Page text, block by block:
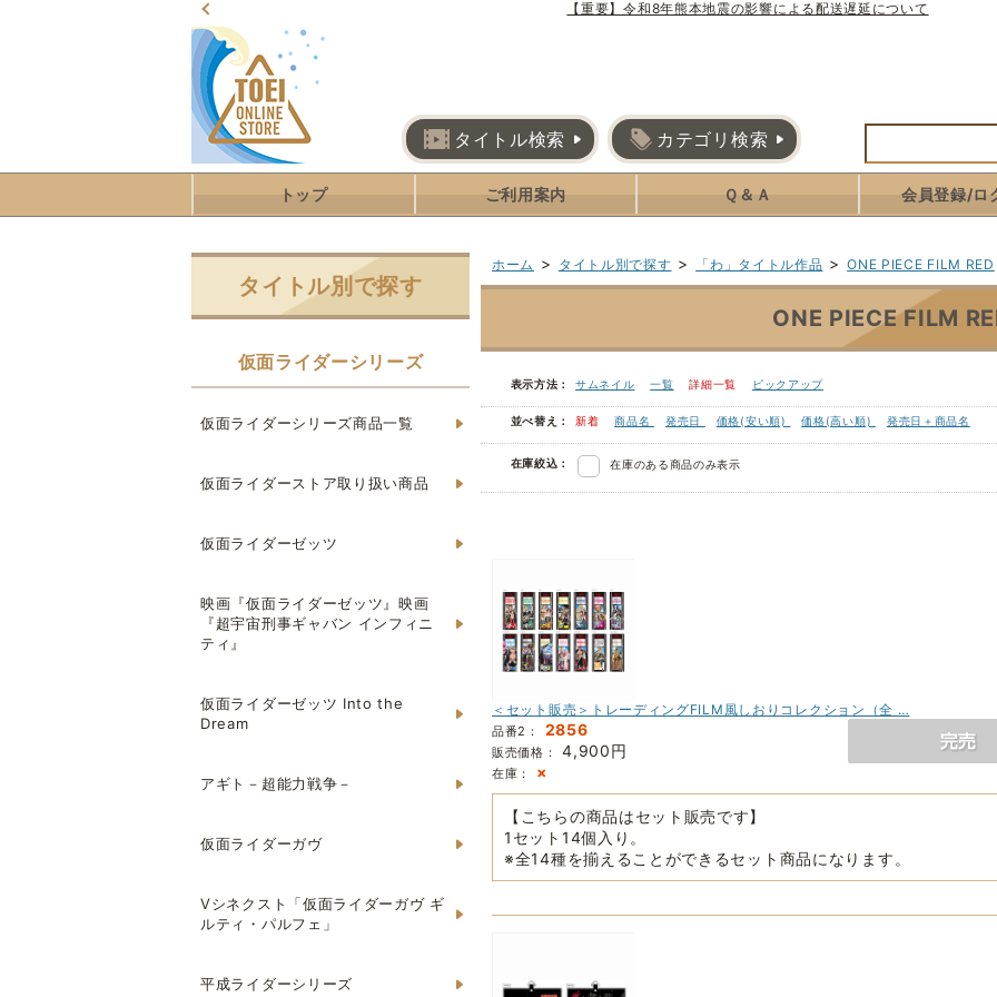
【重要】令和8年熊本地震の影響による配送遅延について
タイトル検索 カテゴリ検索
トップ ご利用案内 Ｑ＆Ａ 会員登録/ロ
ホーム > タイトル別で探す > 「わ」タイトル作品 > ONE PIECE FILM RED
ONE PIECE FILM
表示方法： サムネイル 一覧 詳細一覧 ピックアップ
並べ替え： 新着 商品名 発売日 価格(安い順) 価格(高い順) 発売日＋商品名
在庫絞込： 在庫のある商品のみ表示
＜セット販売＞トレーディングFILM風しおりコレクション（全 …
品番2： 2856
販売価格： 4,900円
在庫： ×
【こちらの商品はセット販売です】
1セット14個入り。
※全14種を揃えることができるセット商品になります。
タイトル別で探す
仮面ライダーシリーズ
仮面ライダーシリーズ商品一覧
仮面ライダーストア取り扱い商品
仮面ライダーゼッツ
映画『仮面ライダーゼッツ』映画
『超宇宙刑事ギャバン インフィニ
ティ』
仮面ライダーゼッツ Into the
Dream
アギト－超能力戦争－
仮面ライダーガヴ
Vシネクスト「仮面ライダーガヴ ギ
ルティ・パルフェ」
平成ライダーシリーズ